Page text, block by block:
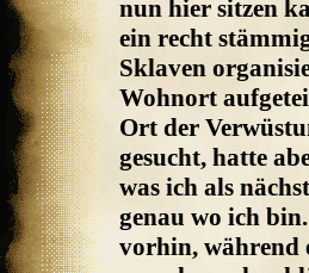
nun hier sitzen
ein recht
Sklaven
Wohnort
Ort der
gesucht, hatte
was ich als
genau wo ich
vorhin, während